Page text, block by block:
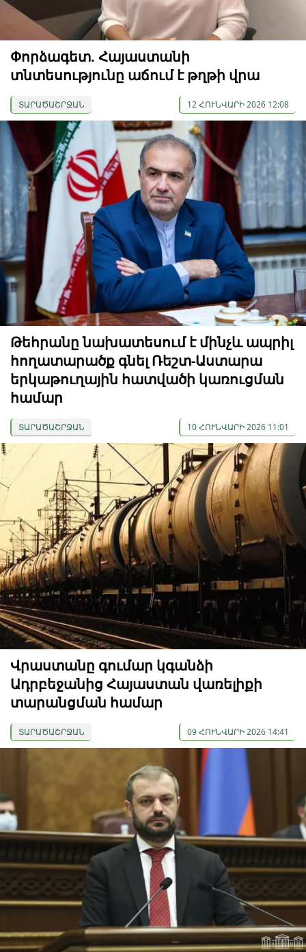
Փորձագետ. Հայաստանի
տնտեսությունը աճում է թղթի վրա
ՏԱՐԱԾԱՇՐՋԱՆ 12 ՀՈՒՆՎԱՐԻ 2026 12:08
Թեհրանը նախատեսում է մինչև ապրիլ
հողատարածք գնել Ռեշտ-Աստարա
երկաթուղային հատվածի կառուցման
համար
ՏԱՐԱԾԱՇՐՋԱՆ 10 ՀՈՒՆՎԱՐԻ 2026 11:01
Վրաստանը գումար կգանձի
Ադրբեջանից Հայաստան վառելիքի
տարանցման համար
ՏԱՐԱԾԱՇՐՋԱՆ 09 ՀՈՒՆՎԱՐԻ 2026 14:41